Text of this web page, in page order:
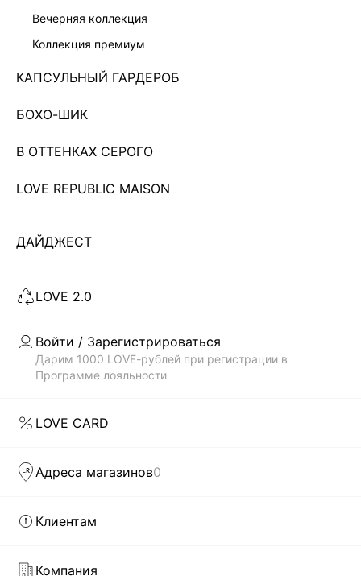
вечерняя коллекция
коллекция премиум
КАПСУЛЬНЫЙ ГАРДЕРОБ
БОХО-ШИК
В ОТТЕНКАХ СЕРОГО
LOVE REPUBLIC MAISON
ДАЙДЖЕСТ
LOVE 2.0
Войти / Зарегистрироваться
Дарим 1000 LOVE-рублей при регистрации в
Программе лояльности
LOVE CARD
Адреса магазинов0
Клиентам
Компания
ЭКСКЛЮЗИВНО ОНЛАЙН
Скачать
КАТАЛОГ
КОМПАНИЯ
КЛИЕНТАМ
ЛИЧНЫЙ КАБИНЕТ